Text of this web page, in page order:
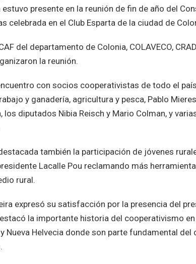
estuvo presente en la reunión de fin de año del
celebrada en el Club Esparta de la ciudad de
del departamento de Colonia, COLAVECO,
la reunión.
con socios cooperativistas de todo el
y ganadería, agricultura y pesca, Pablo
los diputados Nibia Reisch y Mario Colman, y
también la participación de jóvenes
Lacalle Pou reclamando más
rural.
expresó su satisfacción por la presencia del
la importante historia del cooperativismo
Nueva Helvecia donde son parte fundamental